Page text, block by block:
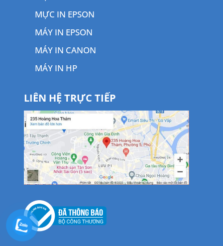
MỰC IN EPSON
MÁY IN EPSON
MÁY IN CANON
MÁY IN HP
LIÊN HỆ TRỰC TIẾP